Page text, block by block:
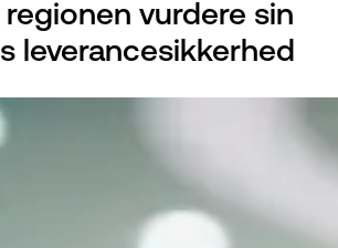
regionen vurdere sin
leverancesikkerhed